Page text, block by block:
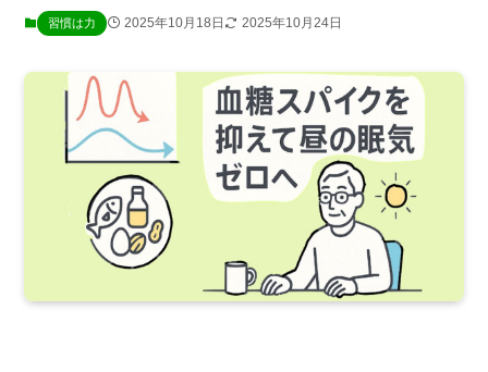
習慣は力 2025年10月18日 2025年10月24日